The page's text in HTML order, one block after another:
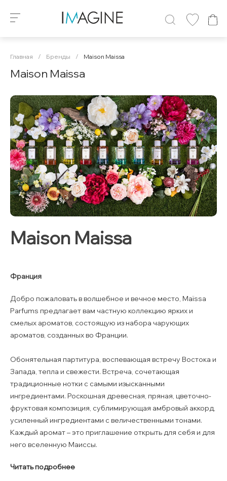
Главная / Бренды / Maison Maissa
Maison Maissa
Maison Maissa
Франция
Добро пожаловать в волшебное и вечное место, Maïssa
Parfums предлагает вам частную коллекцию ярких и
смелых ароматов, состоящую из набора чарующих
ароматов, созданных во Франции.
Обонятельная партитура, воспевающая встречу Востока и
Запада, тепла и свежести. Встреча, сочетающая
традиционные нотки с самыми изысканными
ингредиентами. Роскошная древесная, пряная, цветочно-
фруктовая композиция, сублимирующая амбровый аккорд,
усиленный ингредиентами с величественными тонами.
Каждый аромат – это приглашение открыть для себя и для
него вселенную Маиссы.
Читать подробнее